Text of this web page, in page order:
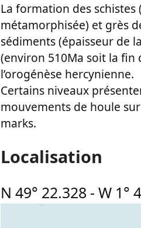
La formation des
métamorphisée) et grès
sédiments (épaisseur de
(environ 510Ma soit la
l’orogénèse hercynienne.
Certains niveaux
mouvements de houle
marks.
Localisation
N 49° 22.328 - W 1°